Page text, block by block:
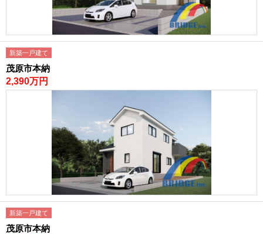
新築一戸建て
茂原市本納
2,390万円
新築一戸建て
茂原市本納